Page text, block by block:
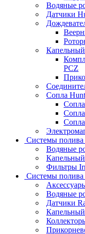
Водяные
Датчики
PCZ
Сопла
Системы полива
Водяные
Фильтры
Системы полива
Водяные
Датчики